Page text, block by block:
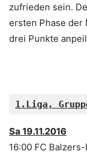
zufrieden sein.
ersten Phase der
drei Punkte
1.Liga,
Sa 19.11.2016
16:00 FC